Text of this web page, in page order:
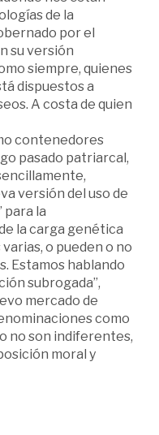
de la
por el
su versión
siempre, quienes
dispuestos a
A costa de quien
contenedores
pasado patriarcal,
versión del uso de
para la
la carga genética
o pueden o no
Estamos hablando
subrogada”,
mercado de
como
no son indiferentes,
moral y